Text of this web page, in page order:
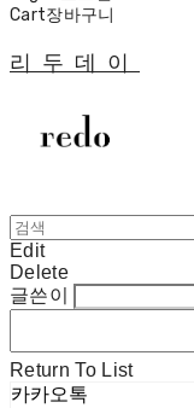
Cart장바구니
리두데이
Edit
Delete
글쓴이
Return To List
카카오톡